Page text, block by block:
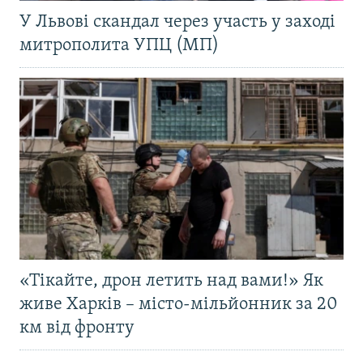
У Львові скандал через участь у заході
митрополита УПЦ (МП)
«Тікайте, дрон летить над вами!» Як
живе Харків – місто-мільйонник за 20
км від фронту